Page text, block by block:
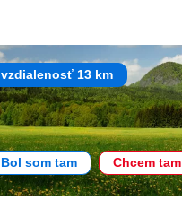
vzdialenosť 13 km
Bol som tam Chcem tam